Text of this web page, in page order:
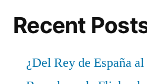
Recent
¿Del Rey de España